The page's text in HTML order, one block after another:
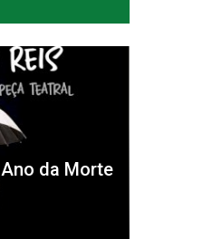
da Morte